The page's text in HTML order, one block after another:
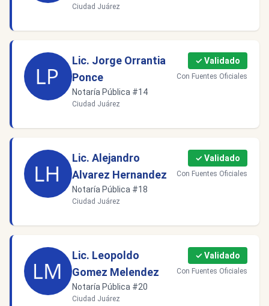
Ciudad Juárez
Lic. Jorge Orrantia
Ponce
Notaría Pública #14
Ciudad Juárez
✓ Validado
Con Fuentes Oficiales
Lic. Alejandro
Alvarez Hernandez
Notaría Pública #18
Ciudad Juárez
✓ Validado
Con Fuentes Oficiales
Lic. Leopoldo
Gomez Melendez
Notaría Pública #20
Ciudad Juárez
✓ Validado
Con Fuentes Oficiales